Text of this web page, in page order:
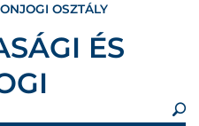
OSZTÁLY
ÉS